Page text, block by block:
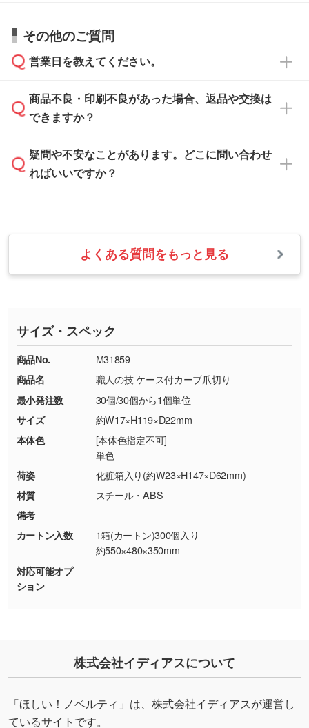
い合わせください。
なお、印刷用データの作り方に関する詳細は、
から添付してお送りください。
しい
解像度の低い画像や、手書きのイラスト、写真
などを、印刷に適したベクターデータに変換し
・フルカラーデータを1色に変換してほしい
・1色印刷でグラデーションや濃淡を表現した
い
す。→詳しく見る
・コーポレートカラーを使って印刷したい／印
刷色にこだわりがある
DIC・PANTONEなどのカラーチップの指定や、
現物支給による色指定も承っております。→
しく見る
・背景がある画像からキャラクター部分だけを
シンプルな背景のデータや、使いたいキャラク
り抜き処理が可能です。→詳しく見る
・持っているデータの背景が足りない／塗り足
しの作り方が分からない
・デザインにQRコードを入れたい／QRコード
URLをご指定いただければ、QRコードを生成
お見積・ご注文・
相談いただきますと、担当スタッフがお客様の
ご希望や商品の本体色を確認し、印刷色をご提
本体色がブラック、ネイビーなど濃色の場合は
白色か淡い色の印刷色をおすすめしておりま
本体色がナチュラルなど淡色の場合、印刷をく
っきりと目立たせたいときは濃い印刷色が、柔
らかい雰囲気にしたいときは淡い印刷色が映え
また、お選びいただいた印刷色が本体色に合わ
ない場合や仕上がりに影響しそうな場合は、ス
その他のご質問
営業日を教えてください。
営業日は平日の10:00～18:00で、土日祝日はお
休みとなります。注文・見積・お問い合わせ
速やかに対応いたします。
商品不良・印刷不良があった場合、返品や交換は
できますか？
お手数をお掛けいたしますが、至急担当スタッ
フまでご連絡ください。商品の状況を確認し、
・お届け時に商品が損傷・故障している場合
・ご注文と異なる商品が届いた場合
・印刷不良があった場合
※詳しくは「商品の良品基準について
ください。
【返品・交換ができない場合】
・お客様の元で商品を加工された場合、または
商品が破損した場合
・商品到着後7日以上経過している場合
・お客様のご都合による返品・交換依頼(商
品・色・数量などの注文間違い等)
疑問や不安なことがあります。どこに問い合わせ
ればいいですか？
業日以内に担当スタッフよりメールにてご連絡
いたします。
お急ぎの場合はお電話でのご質問も受け付けて
TEL：0422-29-9911 営業時間10:00～
18:00(土日祝日除く)
お問い合わせフォームはこちら
よくある質問をもっと見る
サイズ・スペック
商品No.
M31859
商品名
職人の技 ケース付カーブ爪切り
最小発注数
30個/30個から1個単位
サイズ
約W17×H119×D22mm
本体色
[本体色指定不可]
単色
荷姿
化粧箱入り(約W23×H147×D62mm)
材質
スチール・ABS
備考
カートン入数
1箱(カートン)300個入り
約550×480×350mm
対応可能オプ
ション
株式会社イディアスについて
「ほしい！ノベルティ」は、株式会社イディアスが運営し
ているサイトです。